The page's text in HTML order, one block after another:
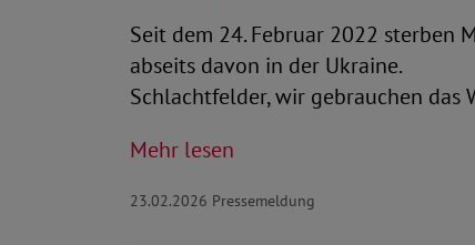
Seit dem 24. Februar 2022 sterben
abseits davon in der Ukraine.
Schlachtfelder, wir gebrauchen das
Mehr lesen
23.02.2026 Pressemeldung